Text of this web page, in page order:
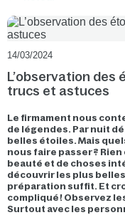
14/03/2024
L’observation des
trucs et astuces
Le firmament nous
de légendes. Par nuit
belles étoiles. Mais
nous faire passer ? Rien
beauté et de choses
découvrir les plus
préparation suffit. Et
compliqué ! Observez
Surtout avec les